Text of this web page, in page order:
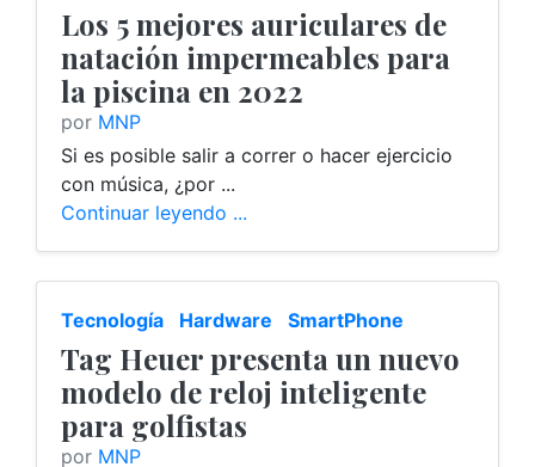
Los 5 mejores auriculares de
natación impermeables para
la piscina en 2022
por MNP
Si es posible salir a correr o hacer ejercicio
con música, ¿por ...
Continuar leyendo ...
Tecnología Hardware SmartPhone
Tag Heuer presenta un nuevo
modelo de reloj inteligente
para golfistas
por MNP